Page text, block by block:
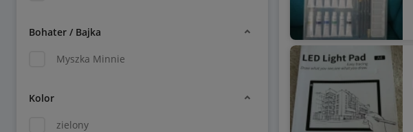
Bohater / Bajka
Myszka Minnie
Kolor
zielony